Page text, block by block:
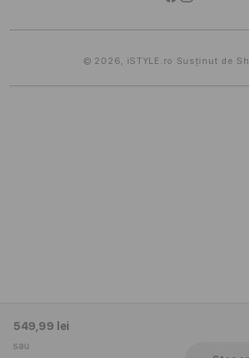
549,99 lei
sau
Facebook
Instagram
de
plată
© 2026, iSTYLE.ro Susținut de